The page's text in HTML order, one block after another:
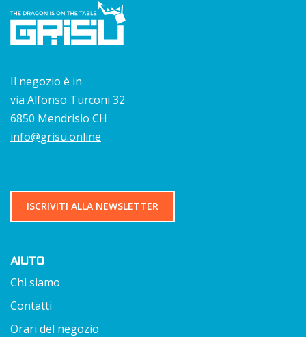
Il negozio è in
via Alfonso Turconi 32
6850 Mendrisio CH
info@grisu.online
ISCRIVITI ALLA NEWSLETTER
AIUTO
Chi siamo
Contatti
Orari del negozio